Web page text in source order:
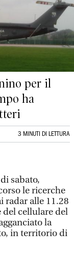
per il
ha
3 MINUTI DI LETTURA
sabato,
le ricerche
radar alle 11.28
del cellulare del
la
in territorio di